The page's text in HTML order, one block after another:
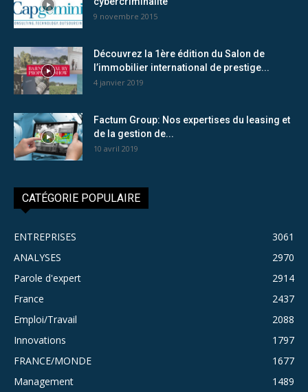
9 novembre 2015
Découvrez la 1ère édition du Salon de
l’immobilier international de prestige...
4 janvier 2019
Factum Group: Nos expertises du leasing et
de la gestion de...
10 avril 2019
CATÉGORIE POPULAIRE
ENTREPRISES
3061
ANALYSES
2970
Parole d'expert
2914
France
2437
Emploi/Travail
2088
Innovations
1797
FRANCE/MONDE
1677
Management
1489